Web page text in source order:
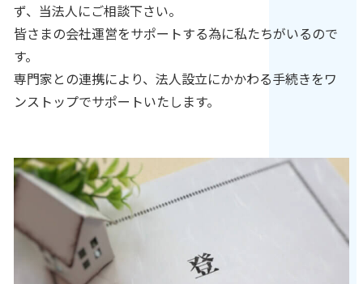
ず、当法人にご相談下さい。
皆さまの会社運営をサポートする為に私たちがいるので
す。
専門家との連携により、法人設立にかかわる手続きをワ
ンストップでサポートいたします。